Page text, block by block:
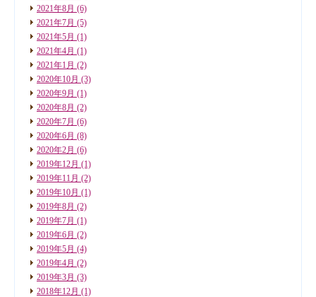
2021年8月 (6)
2021年7月 (5)
2021年5月 (1)
2021年4月 (1)
2021年1月 (2)
2020年10月 (3)
2020年9月 (1)
2020年8月 (2)
2020年7月 (6)
2020年6月 (8)
2020年2月 (6)
2019年12月 (1)
2019年11月 (2)
2019年10月 (1)
2019年8月 (2)
2019年7月 (1)
2019年6月 (2)
2019年5月 (4)
2019年4月 (2)
2019年3月 (3)
2018年12月 (1)